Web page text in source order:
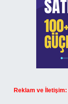
Reklam ve İletişim: